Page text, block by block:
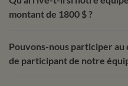
montant de 1800 $ ?
Pouvons-nous participer au
de participant de notre